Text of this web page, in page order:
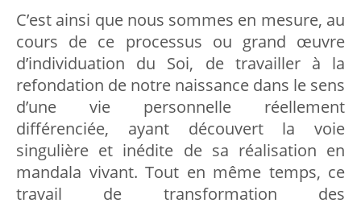
C’est ainsi que nous sommes en mesure, au
cours de ce processus ou grand œuvre
d’individuation du Soi, de travailler à la
refondation de notre naissance dans le sens
d’une vie personnelle réellement
différenciée, ayant découvert la voie
singulière et inédite de sa réalisation en
mandala vivant. Tout en même temps, ce
travail de transformation des